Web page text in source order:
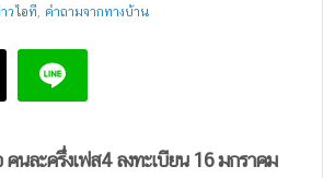
วไอที, คำถามจากทางบ้าน
คนละครึ่งเฟส4 ลงทะเบียน 16 มกราคม